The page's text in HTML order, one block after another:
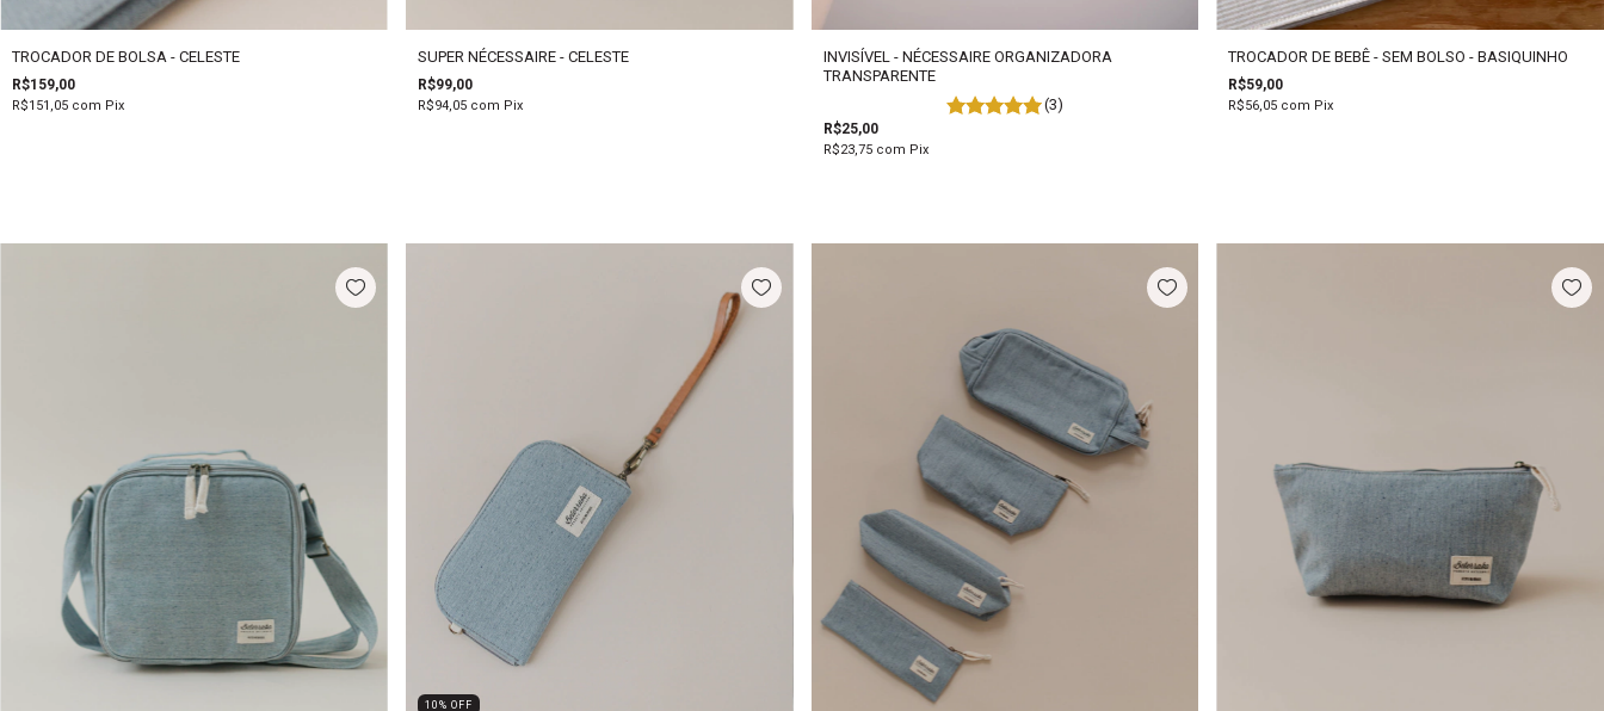
TROCADOR DE BOLSA - CELESTE
R$159,00
R$151,05 com Pix
SUPER NÉCESSAIRE - CELESTE
R$99,00
R$94,05 com Pix
INVISÍVEL - NÉCESSAIRE ORGANIZADORA
TRANSPARENTE
(3)
R$25,00
R$23,75 com Pix
TROCADOR DE BEBÊ - SEM BOLSO - BASIQUINHO
R$59,00
R$56,05 com Pix
10 % OFF